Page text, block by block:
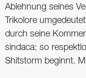
Ablehnung seines
Trikolore
durch seine
sindaca: so
Shitstorm beginnt.